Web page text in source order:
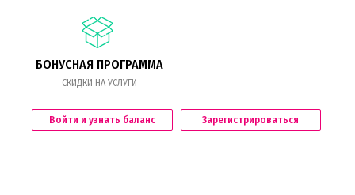
БОНУСНАЯ ПРОГРАММА
СКИДКИ НА УСЛУГИ
Войти и узнать баланс Зарегистрироваться